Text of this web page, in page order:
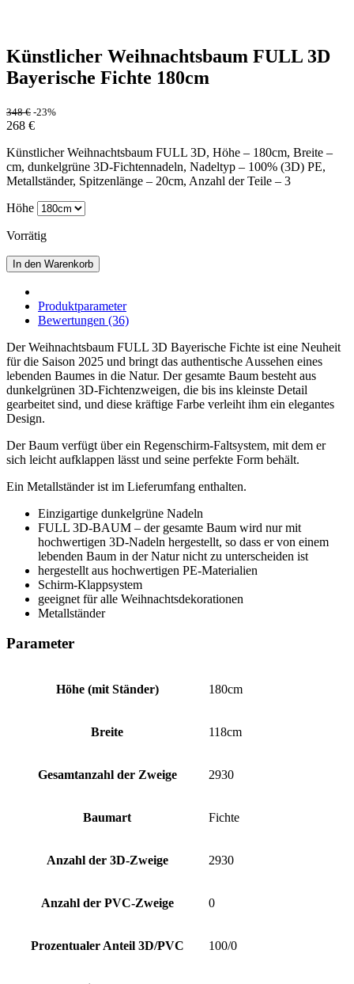
Künstlicher Weihnachtsbaum FULL 3D
Bayerische Fichte 180cm
348€ -23%
268 €
Künstlicher Weihnachtsbaum FULL 3D, Höhe – 180cm, Breite –
cm, dunkelgrüne 3D-Fichtennadeln, Nadeltyp – 100% (3D) PE,
Metallständer, Spitzenlänge – 20cm, Anzahl der Teile – 3
Höhe
Vorrätig
In den Warenkorb
Produktparameter
Bewertungen (36)
Der Weihnachtsbaum FULL 3D Bayerische Fichte ist eine Neuheit
für die Saison 2025 und bringt das authentische Aussehen eines
lebenden Baumes in die Natur. Der gesamte Baum besteht aus
dunkelgrünen 3D-Fichtenzweigen, die bis ins kleinste Detail
gearbeitet sind, und diese kräftige Farbe verleiht ihm ein elegantes
Design.
Der Baum verfügt über ein Regenschirm-Faltsystem, mit dem er
sich leicht aufklappen lässt und seine perfekte Form behält.
Ein Metallständer ist im Lieferumfang enthalten.
Einzigartige dunkelgrüne Nadeln
FULL 3D-BAUM – der gesamte Baum wird nur mit
hochwertigen 3D-Nadeln hergestellt, so dass er von einem
lebenden Baum in der Natur nicht zu unterscheiden ist
hergestellt aus hochwertigen PE-Materialien
Schirm-Klappsystem
geeignet für alle Weihnachtsdekorationen
Metallständer
Parameter
Höhe (mit Ständer) 180cm
Breite 118cm
Gesamtanzahl der Zweige 2930
Baumart Fichte
Anzahl der 3D-Zweige 2930
Anzahl der PVC-Zweige 0
Prozentualer Anteil 3D/PVC 100/0